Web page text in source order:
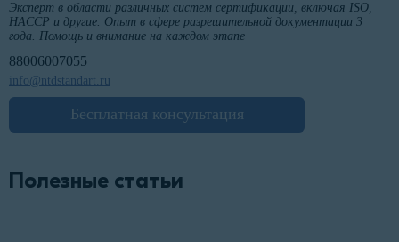
Эксперт в области различных систем сертификации, включая ISO,
HACCP и другие. Опыт в сфере разрешительной документации 3
года. Помощь и внимание на каждом этапе
88006007055
info@ntdstandart.ru
Бесплатная консультация
Полезные статьи